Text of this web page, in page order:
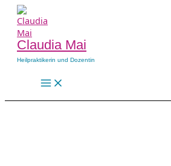
Zum
Inhalt
springen
Claudia Mai
Heilpraktikerin und Dozentin
Main